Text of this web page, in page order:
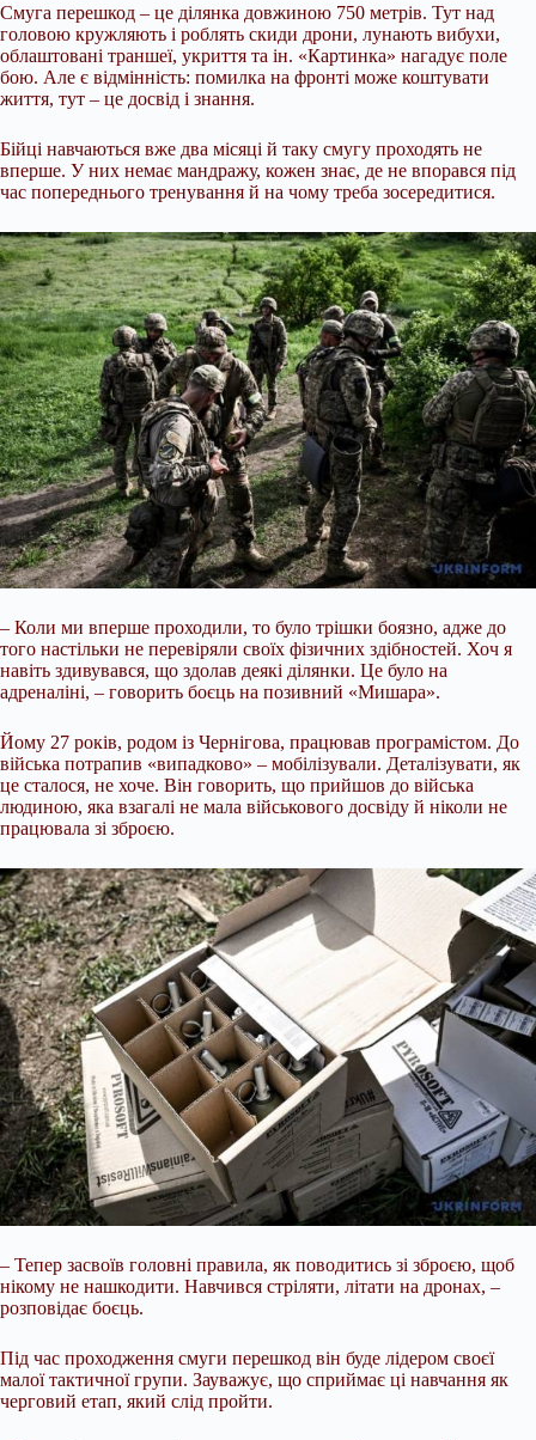
Смуга перешкод – це ділянка довжиною 750 метрів. Тут над
головою кружляють і роблять скиди дрони, лунають вибухи,
облаштовані траншеї, укриття та ін. «Картинка» нагадує поле
бою. Але є відмінність: помилка на фронті може коштувати
життя, тут – це досвід і знання.
Бійці навчаються вже два місяці й таку смугу проходять не
вперше. У них немає мандражу, кожен знає, де не впорався під
час попереднього тренування й на чому треба зосередитися.
– Коли ми вперше проходили, то було трішки боязно, адже до
того настільки не перевіряли своїх фізичних здібностей. Хоч я
навіть здивувався, що здолав деякі ділянки. Це було на
адреналіні, – говорить боєць на позивний «Мишара».
Йому 27 років, родом із Чернігова, працював програмістом. До
війська потрапив «випадково» – мобілізували. Деталізувати, як
це сталося, не хоче. Він говорить, що прийшов до війська
людиною, яка взагалі не мала військового досвіду й ніколи не
працювала зі зброєю.
– Тепер засвоїв головні правила, як поводитись зі зброєю, щоб
нікому не нашкодити. Навчився стріляти, літати на дронах, –
розповідає боєць.
Під час проходження смуги перешкод він буде лідером своєї
малої тактичної групи. Зауважує, що сприймає ці навчання як
черговий етап, який слід пройти.